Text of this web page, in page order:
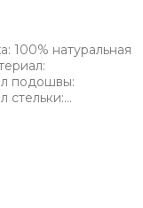
100% натуральная
подошвы:
стельки:…